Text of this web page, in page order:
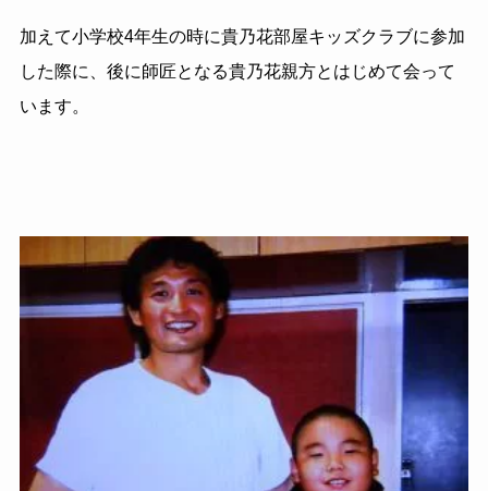
加えて小学校4年生の時に貴乃花部屋キッズクラブに参加
した際に、後に師匠となる貴乃花親方とはじめて会って
います。